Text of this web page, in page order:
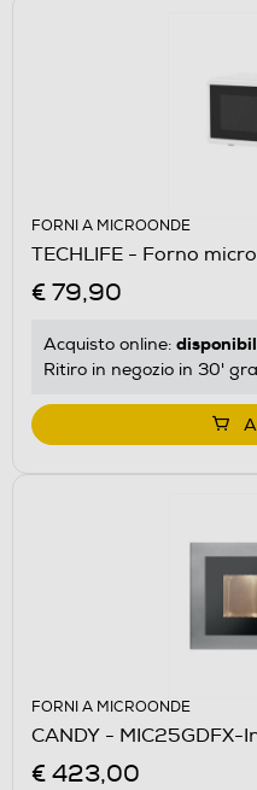
FORNI A MICROONDE
TECHLIFE - Forno
€ 79,90
Acquisto online:
Ritiro in negozio in 30'
FORNI A MICROONDE
CANDY - MIC25GDFX-
€ 423,00